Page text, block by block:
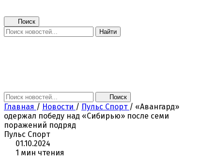
Поиск
Найти
Поиск
Главная / Новости / Пульс Спорт / «Авангард»
одержал победу над «Сибирью» после семи
поражений подряд
Пульс Спорт
01.10.2024
1 мин чтения